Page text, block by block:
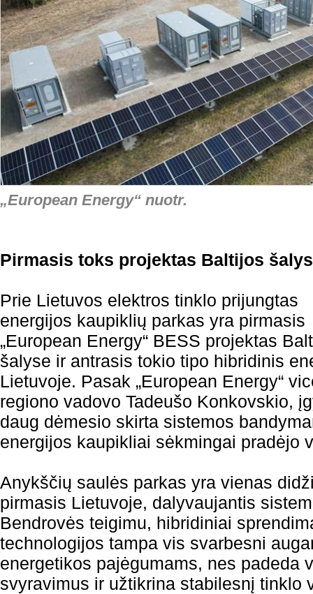
„European Energy“ nuotr.
Pirmasis toks projektas Baltijos
Prie Lietuvos elektros tinklo prijungtas
energijos kaupiklių parkas yra pirmasis
„European Energy“ BESS projektas
šalyse ir antrasis tokio tipo hibridinis
Lietuvoje. Pasak „European Energy“
regiono vadovo Tadeušo Konkovskio,
daug dėmesio skirta sistemos
energijos kaupikliai sėkmingai pradėjo
Anykščių saulės parkas yra vienas
pirmasis Lietuvoje, dalyvaujantis
Bendrovės teigimu, hibridiniai
technologijos tampa vis svarbesni
energetikos pajėgumams, nes padeda
svyravimus ir užtikrina stabilesnį tinklo